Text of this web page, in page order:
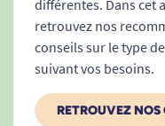
Bergerac, HMS-
médicalisés,
répondant aux
communauté
marquage CE.
différentes. Dans cet
retrouvez nos
conseils sur le type
suivant vos besoins.
RETROUVEZ NOS